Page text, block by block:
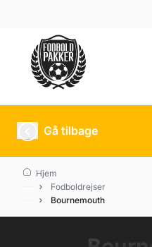
Gå tilbage
Hjem
Fodboldrejser
Bournemouth